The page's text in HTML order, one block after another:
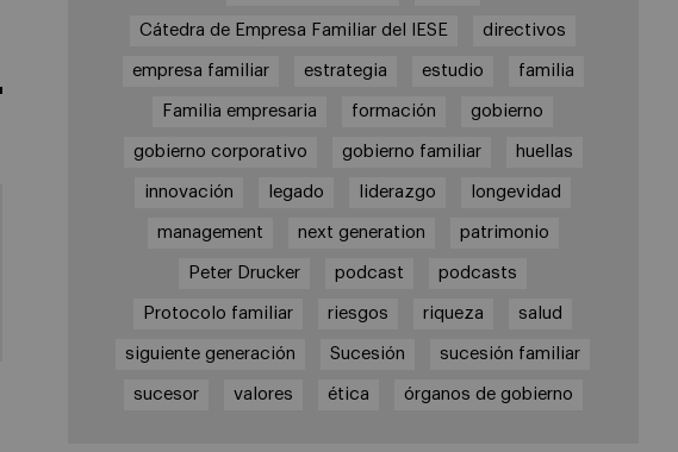
Cátedra de Empresa Familiar del IESE directivos
empresa familiar estrategia estudio familia
Familia empresaria formación gobierno
gobierno corporativo gobierno familiar huellas
innovación legado liderazgo longevidad
management next generation patrimonio
Peter Drucker podcast podcasts
Protocolo familiar riesgos riqueza salud
siguiente generación Sucesión sucesión familiar
sucesor valores ética órganos de gobierno